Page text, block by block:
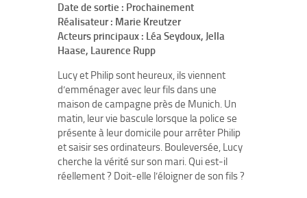
Date de sortie : Prochainement
Réalisateur : Marie Kreutzer
Acteurs principaux : Léa Seydoux, Jella
Haase, Laurence Rupp
Lucy et Philip sont heureux, ils viennent
d’emménager avec leur fils dans une
maison de campagne près de Munich. Un
matin, leur vie bascule lorsque la police se
présente à leur domicile pour arrêter Philip
et saisir ses ordinateurs. Bouleversée, Lucy
cherche la vérité sur son mari. Qui est-il
réellement ? Doit-elle l’éloigner de son fils ?